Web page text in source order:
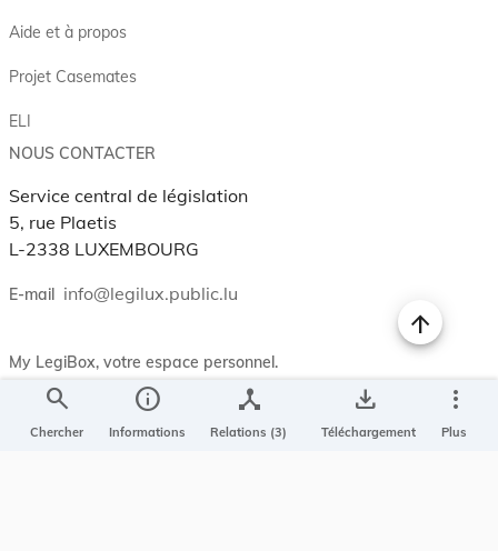
search
Chercher
info
Informations
device_hub
Relations (3)
save_alt
Téléchargement
more_vert
Plus
Aide et à propos
Projet Casemates
ELI
NOUS CONTACTER
Service central de législation
5, rue Plaetis
L-2338 LUXEMBOURG
E-mail info@legilux.public.lu
My LegiBox, votre espace personnel.
Se connecter
Enregistrer et organiser vos actes préférés, enregistrer vos